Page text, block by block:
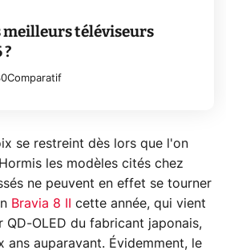
meilleurs téléviseurs
?
Comparatif
se restreint dès lors que l'on
les modèles cités chez
ne peuvent en effet se tourner
Bravia 8 II
cette année, qui vient
QD-OLED du fabricant japonais,
ans auparavant. Évidemment, le